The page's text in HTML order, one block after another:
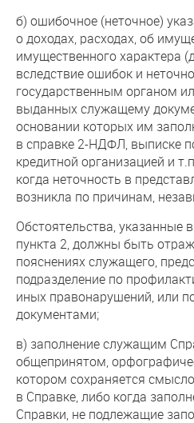
б) ошибочное (неточное)
о доходах, расходах, об
имущественного характера
вследствие ошибок и
государственным органом
выданных служащему
основании которых им
в справке 2-НДФЛ, выписке
кредитной организацией и
когда неточность в
возникла по причинам,
Обстоятельства, указанные
пункта 2, должны быть
пояснениях служащего,
подразделение по
иных правонарушений, или
документами;
в) заполнение служащим
общепринятом,
котором сохраняется
в Справке, либо когда
Справки, не подлежащие